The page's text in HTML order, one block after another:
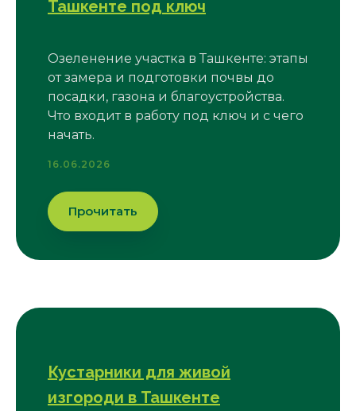
Ташкенте под ключ
Озеленение участка в Ташкенте: этапы
от замера и подготовки почвы до
посадки, газона и благоустройства.
Что входит в работу под ключ и с чего
начать.
16.06.2026
Прочитать
Кустарники для живой
изгороди в Ташкенте